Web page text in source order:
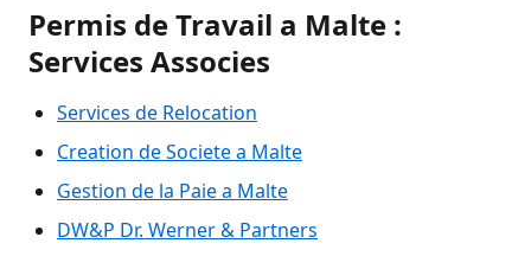
Permis de Travail a Malte :
Services Associes
Services de Relocation
Creation de Societe a Malte
Gestion de la Paie a Malte
DW&P Dr. Werner & Partners